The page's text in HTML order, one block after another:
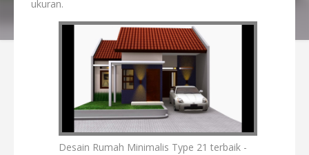
ukuran.
Desain Rumah Minimalis Type 21 terbaik -